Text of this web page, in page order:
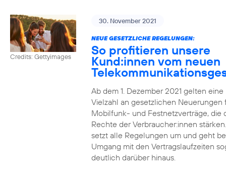
Credits: Gettyimages
30. November 2021
NEUE GESETZLICHE REGELUNGEN:
So profitieren unsere
Kund:innen vom neuen
Ab dem 1. Dezember 2021 gelten eine
Vielzahl an gesetzlichen Neuerungen
Mobilfunk- und Festnetzverträge, die
Rechte der Verbraucher:innen
setzt alle Regelungen um und geht
Umgang mit den Vertragslaufzeiten
deutlich darüber hinaus.